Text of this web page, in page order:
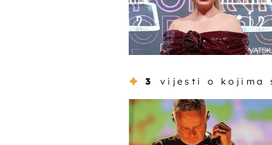
3 vijesti o kojima